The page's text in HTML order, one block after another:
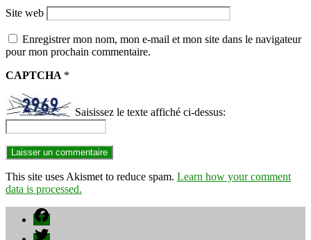
Site web
Enregistrer mon nom, mon e-mail et mon site dans le navigateur
pour mon prochain commentaire.
CAPTCHA *
Saisissez le texte affiché ci-dessus:
This site uses Akismet to reduce spam. Learn how your comment
data is processed.
Facebook
Twitter